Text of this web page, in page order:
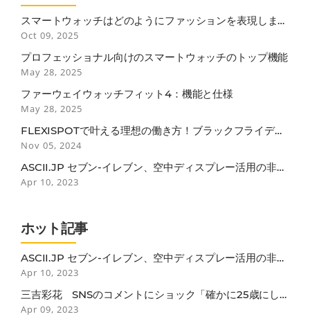
スマートウォッチはどのようにファッションを表現します
か？
Oct 09, 2025
プロフェッショナル向けのスマートウォッチのトップ機能
May 28, 2025
ファーウェイウォッチフィット4：機能と仕様
May 28, 2025
FLEXISPOTで叶える理想の働き方！ブラックフライデー
で見逃せない3つのポイント
Nov 05, 2024
ASCII.JP セブン-イレブン、空中ディスプレー活用の非接
触セルフレジ
Apr 10, 2023
ホット記事
ASCII.JP セブン-イレブン、空中ディスプレー活用の非接
触セルフレジ
Apr 10, 2023
三吉彩花 SNSのコメントにショック「確かに25歳にし
ては垂れているかも…」
Apr 09, 2023